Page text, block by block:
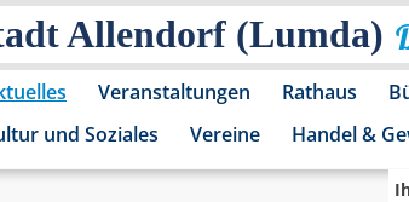
Allendorf (Lumda)
Veranstaltungen Rathaus
und Soziales
Vereine Handel &